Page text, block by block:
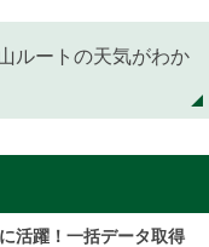
ルートの天気がわか
活躍！一括データ取得